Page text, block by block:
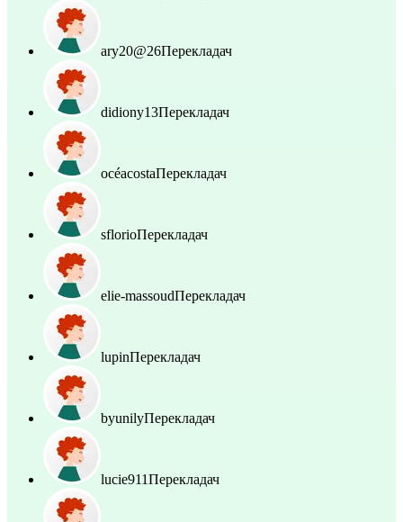
ary20@26Перекладач
didiony13Перекладач
océacostaПерекладач
sflorioПерекладач
elie-massoudПерекладач
lupinПерекладач
byunilyПерекладач
lucie911Перекладач